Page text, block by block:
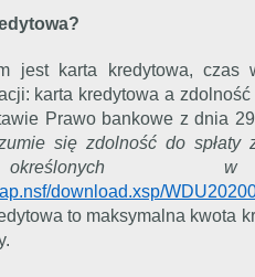
jest karta kredytowa, czas
karta kredytowa a
Prawo bankowe z dnia
się zdolność do
download.xsp/
to maksymalna kwota